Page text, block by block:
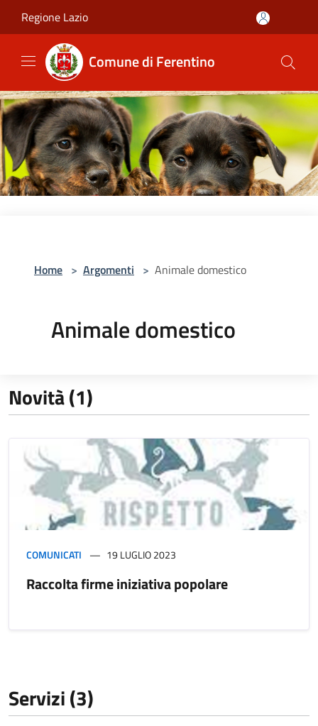
Regione Lazio
Comune di Ferentino
Home > Argomenti > Animale domestico
Animale domestico
Novità (1)
COMUNICATI 19 LUGLIO 2023
Raccolta firme iniziativa popolare
Servizi (3)